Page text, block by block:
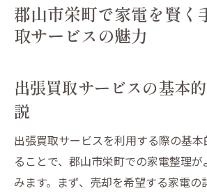
郡山市栄町で信頼できる業
忙しいあなたに最適！郡山市栄
時間を節約する出張買取の
専門スタッフによる安心の
郡山市栄町の忙しい住民に
ビス
郡山市栄町で家電を賢く
取サービスの魅力
出張買取サービスの基本
説
出張買取サービスを利用する際の基
ることで、郡山市栄町での家電整理が
みます。まず、売却を希望する家電の